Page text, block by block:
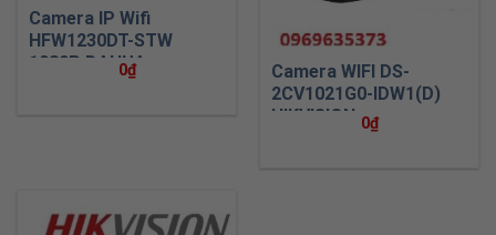
Camera IP Wifi
HFW1230DT-STW
1080P DAHUA
0₫
Camera WIFI DS-
2CV1021G0-IDW1(D)
HIKVISION 0₫